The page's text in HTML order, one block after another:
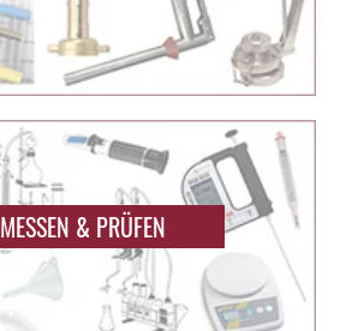
MESSEN & PRÜFEN